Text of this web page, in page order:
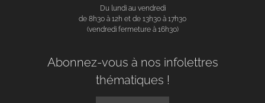
Du lundi au vendredi
de 8h30 à 12h et de 13h30 à 17h30
(vendredi fermeture à 16h30)
Abonnez-vous à nos infolettres
thématiques !